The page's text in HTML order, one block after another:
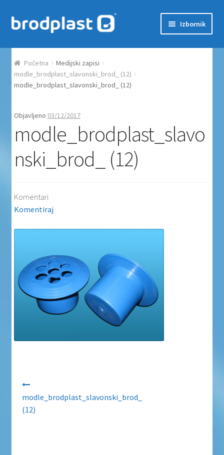
Preskoči na navigaciju
Skoči do sadržaja Izbornik
Početna
Auction Dashboard
Moj račun
Proizvodi
Uvjeti poslovanja
Uvjeti poslovanja
Zaštita privatnosti
Zaštita privatnosti i uvjeti poslovanja
Početna
Medijski zapisi
modle_brodplast_slavonski_brod_ (12)
modle_brodplast_slavonski_brod_ (12)
Objavljeno 03/12/2017
modle_brodplast_slavo
nski_brod_ (12)
Komentari
Komentiraj
modle_brodplast_slavonski_brod_
(12)